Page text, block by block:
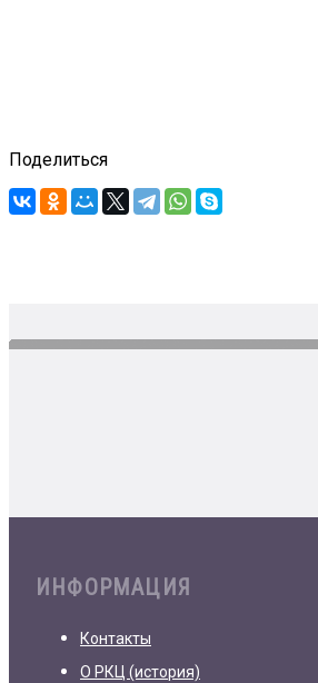
Поделиться
ИНФОРМАЦИЯ
Контакты
О РКЦ (история)